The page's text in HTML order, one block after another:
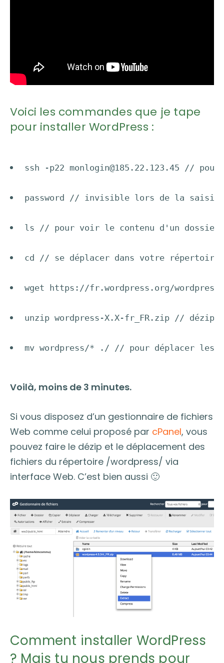
Voici les commandes que je tape
pour installer WordPress :
ssh -p22 monlogin@185.22.123.45 // pour
password // invisible lors de la
ls // pour voir le contenu d'un dossier
cd // se déplacer dans votre répertoire
wget https://fr.wordpress.org/
unzip wordpress-X.X-fr_FR.zip // dézip
mv wordpress/* ./ // pour déplacer les
Voilà, moins de 3 minutes.
Si vous disposez d’un gestionnaire de fichiers
Web comme celui proposé par cPanel, vous
pouvez faire le dézip et le déplacement des
fichiers du répertoire /wordpress/ via
interface Web. C’est bien aussi 🙂
Comment installer WordPress
? Mais tu nous prends pour